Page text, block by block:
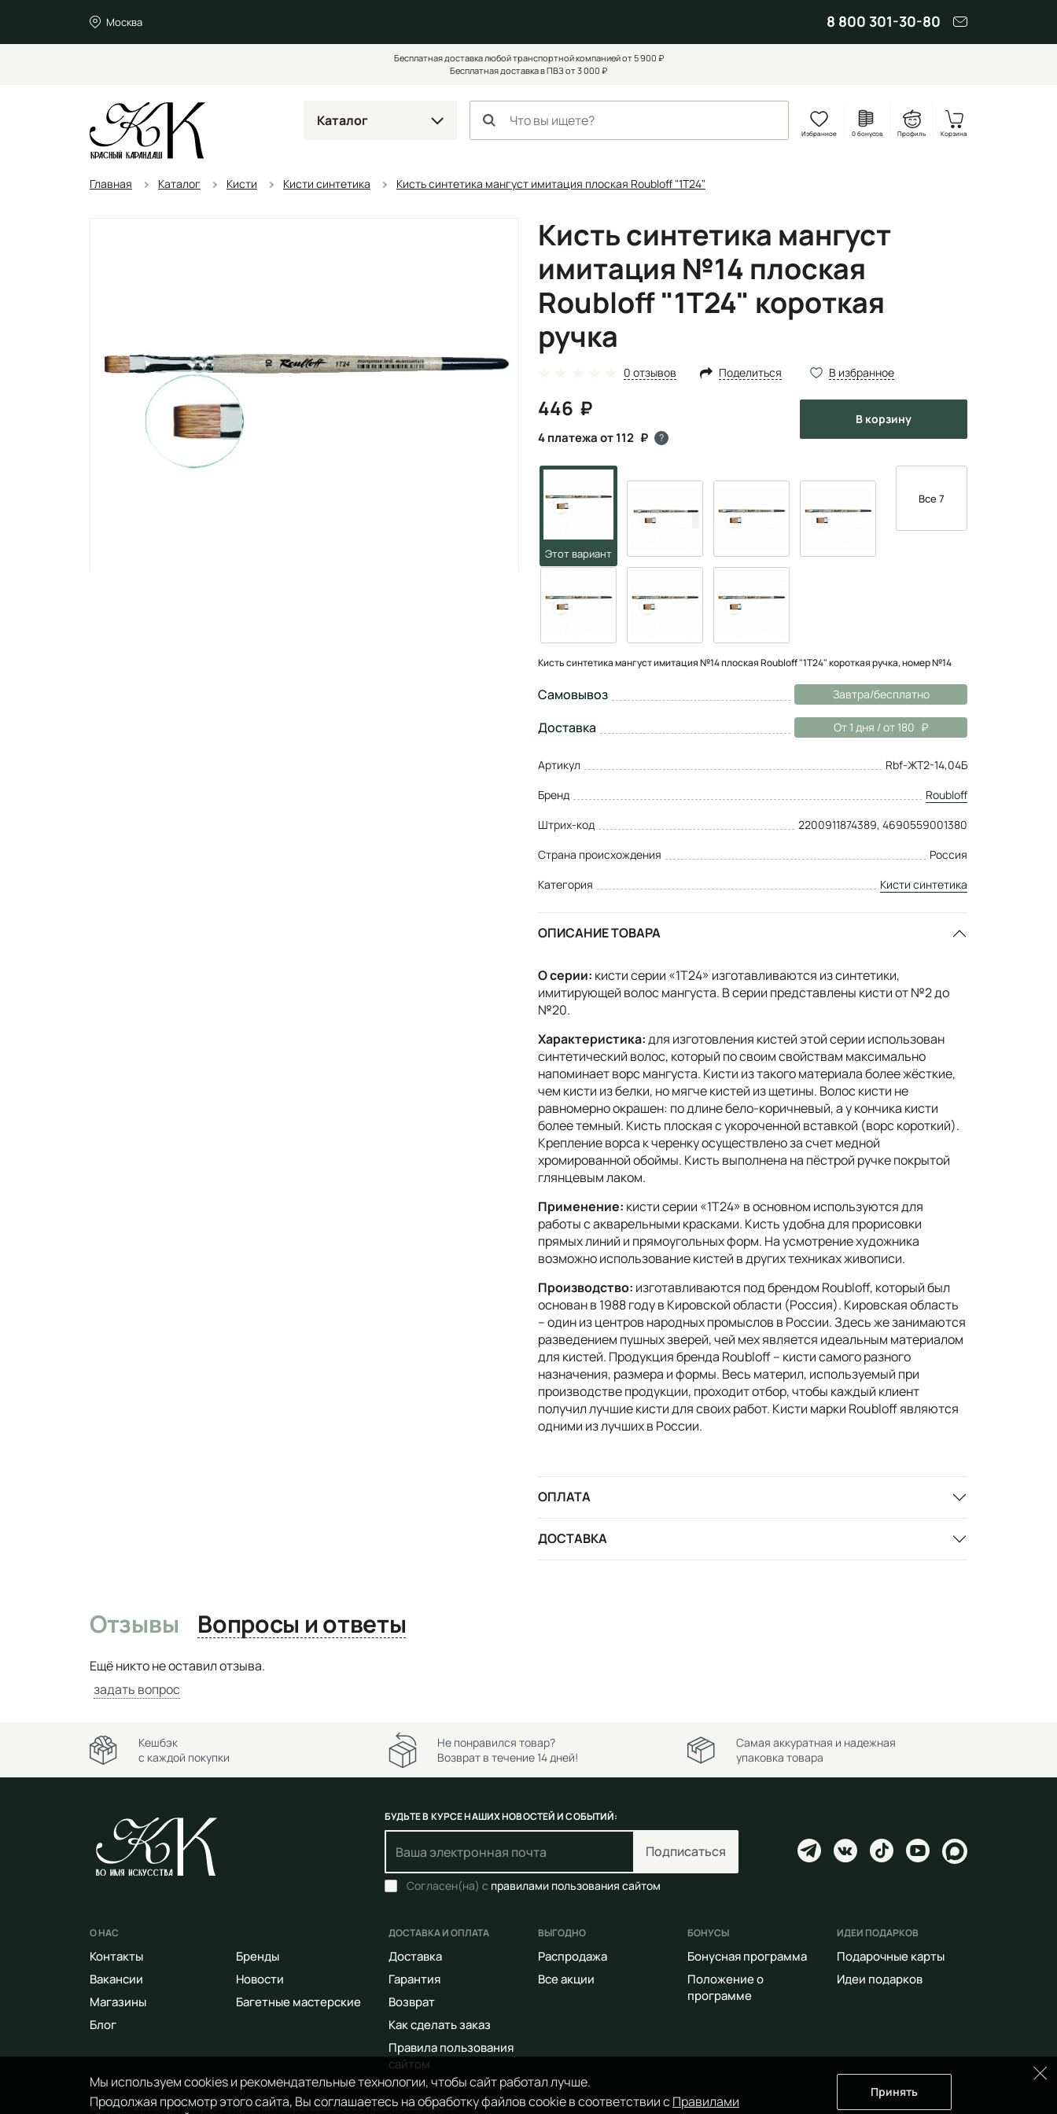
Москва 8 800 301-30-80
Бесплатная доставка любой транспортной компанией от 5 900 ₽
Бесплатная доставка в ПВЗ от 3 000 ₽
Каталог
Избранное 0 бонусов Профиль Корзина
Главная Каталог Кисти Кисти синтетика Кисть синтетика мангуст имитация плоская Roubloff "1Т24"
Кисть синтетика мангуст
имитация №14 плоская
Roubloff "1Т24" короткая
ручка
0 отзывов Поделиться В избранное
446
4 платежа от 112 ?
в корзину
Все 7
Кисть синтетика мангуст имитация №14 плоская Roubloff "1Т24" короткая ручка, номер №14
Самовывоз Завтра/бесплатно
Доставка От 1 дня / от 180
Артикул
Rbf-ЖТ2-14,04Б
Бренд
Roubloff
Штрих-код
2200911874389, 4690559001380
Страна происхождения
Россия
Категория
Кисти синтетика
ОПИСАНИЕ ТОВАРА
О серии: кисти серии «1Т24» изготавливаются из синтетики,
имитирующей волос мангуста. В серии представлены кисти от №2 до
№20.
Характеристика:для изготовления кистей этой серии использован
синтетический волос, который по своим свойствам максимально
напоминает ворс мангуста. Кисти из такого материала более жёсткие,
чем кисти из белки, но мягче кистей из щетины. Волос кисти не
равномерно окрашен: по длине бело-коричневый, а у кончика кисти
более темный. Кисть плоская с укороченной вставкой (ворс короткий).
Крепление ворса к черенку осуществлено за счет медной
хромированной обоймы. Кисть выполнена на пёстрой ручке покрытой
глянцевым лаком.
Применение: кисти серии «1Т24» в основном используются для
работы с акварельными красками. Кисть удобна для прорисовки
прямых линий и прямоугольных форм. На усмотрение художника
возможно использование кистей в других техниках живописи.
Производство: изготавливаются под брендом Roubloff, который был
основан в 1988 году в Кировской области (Россия). Кировская область
– один из центров народных промыслов в России. Здесь же занимаются
разведением пушных зверей, чей мех является идеальным материалом
для кистей. Продукция бренда Roubloff – кисти самого разного
назначения, размера и формы. Весь материл, используемый при
производстве продукции, проходит отбор, чтобы каждый клиент
получил лучшие кисти для своих работ. Кисти марки Roubloff являются
одними из лучших в России.
ОПЛАТА
ДОСТАВКА
Отзывы Вопросы и ответы
Ещё никто не оставил отзыва.
задать вопрос
Мы используем cookies и рекомендательные технологии, чтобы сайт работал лучше.
Продолжая просмотр этого сайта, Вы соглашаетесь на обработку файлов cookie в соответствии сПравилами
Принять
Кешбэк
с каждой покупки
Не понравился товар?
Возврат в течение 14 дней!
Самая аккуратная и надежная
упаковка товара
БУДЬТЕ В КУРСЕ НАШИХ НОВОСТЕЙ И СОБЫТИЙ:
Подписаться
Согласен(на) с правилами пользования сайтом
О НАС
Контакты
Вакансии
Магазины
Блог
Бренды
Новости
Багетные мастерские
ДОСТАВКА И ОПЛАТА
Доставка
Гарантия
Возврат
Как сделать заказ
Правила пользования
сайтом
ВЫГОДНО
Распродажа
Все акции
БОНУСЫ
Бонусная программа
Положение о
программе
ИДЕИ ПОДАРКОВ
Подарочные карты
Идеи подарков
© 2014 - 2026 Арт-маркет «Красный Карандаш». Все права защищены